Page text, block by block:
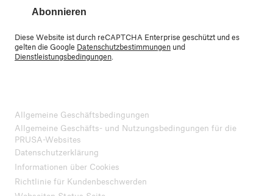
Abonnieren
Diese Website ist durch reCAPTCHA Enterprise geschützt und es
gelten die Google Datenschutzbestimmungen und
Dienstleistungsbedingungen
Allgemeine Geschäftsbedingungen
Allgemeine Geschäfts- und Nutzungsbedingungen für die
PRUSA-Websites
Datenschutzerklärung
Informationen über Cookies
Richtlinie für Kundenbeschwerden